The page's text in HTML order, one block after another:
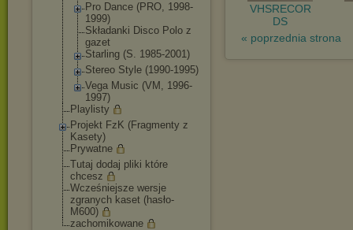
Pro Dance (PRO, 1998-
1999)
Składanki Disco Polo z
gazet
Starling (S. 1985-2001)
Stereo Style (1990-1995)
Vega Music (VM, 1996-
1997)
Playlisty
Projekt FzK (Fragmenty z
Kasety)
Prywatne
Tutaj dodaj pliki które
chcesz
Wcześniejsze wersje
zgranych kaset (hasło-
M600)
zachomikowane
VHSRECOR
DS
« poprzednia strona